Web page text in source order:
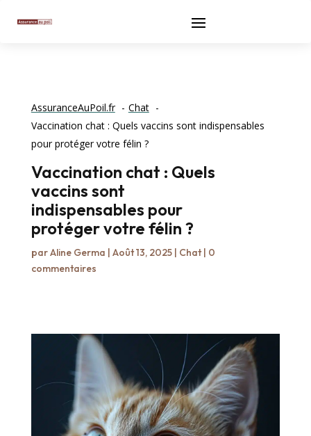
AssuranceAuPoil.fr
Chat
Vaccination chat : Quels vaccins sont indispensables
pour protéger votre félin ?
Vaccination chat : Quels
vaccins sont
indispensables pour
protéger votre félin ?
parAline Germa | Août 13, 2025| Chat| 0
commentaires